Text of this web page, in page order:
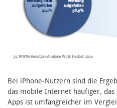
Bei iPhone-Nutzern sind die
das mobile Internet häufiger,
Apps ist umfangreicher im